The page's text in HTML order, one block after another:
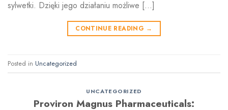
sylwetki. Dzięki jego działaniu możliwe […]
CONTINUE READING →
Posted in Uncategorized
UNCATEGORIZED
Proviron Magnus Pharmaceuticals: